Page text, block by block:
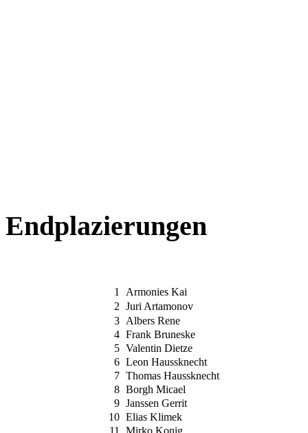
Endplazierungen
1
Armonies Kai
2 Juri Artamonov
3 Albers Rene
4 Frank Bruneske
5 Valentin Dietze
6 Leon Haussknecht
7 Thomas Haussknecht
8 Borgh Micael
9 Janssen Gerrit
10 Elias Klimek